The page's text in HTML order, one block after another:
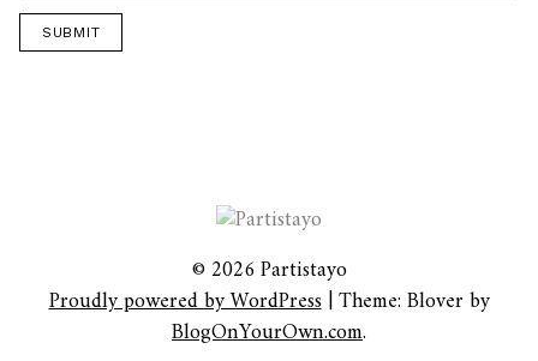
© 2026 Partistayo
Proudly powered by WordPress|Theme: Blover by
BlogOnYourOwn.com.